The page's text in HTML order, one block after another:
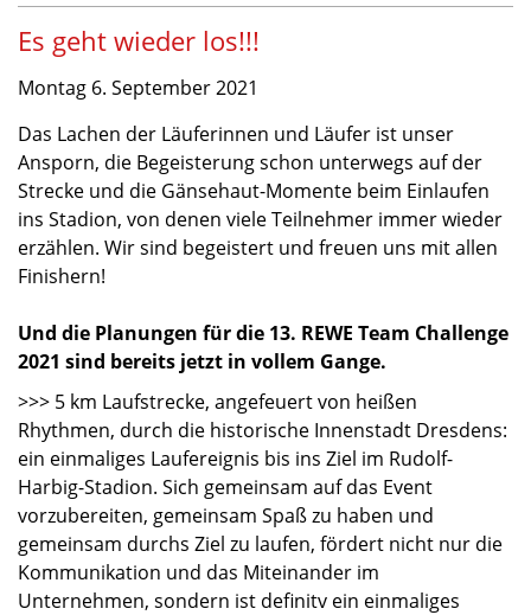
Es geht wieder los!!!
Montag 6. September 2021
Das Lachen der Läuferinnen und Läufer ist unser
Ansporn, die Begeisterung schon unterwegs auf der
Strecke und die Gänsehaut-Momente beim Einlaufen
ins Stadion, von denen viele Teilnehmer immer wieder
erzählen. Wir sind begeistert und freuen uns mit allen
Finishern!
Und die Planungen für die 13. REWE Team Challenge
2021 sind bereits jetzt in vollem Gange.
>>> 5 km Laufstrecke, angefeuert von heißen
Rhythmen, durch die historische Innenstadt Dresdens:
ein einmaliges Laufereignis bis ins Ziel im Rudolf-
Harbig-Stadion. Sich gemeinsam auf das Event
vorzubereiten, gemeinsam Spaß zu haben und
gemeinsam durchs Ziel zu laufen, fördert nicht nur die
Kommunikation und das Miteinander im
Unternehmen, sondern ist definitv ein einmaliges